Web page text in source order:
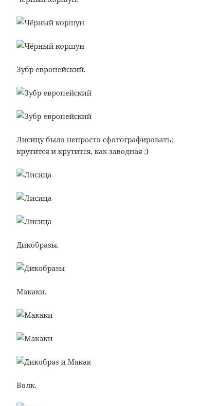
Зубр европейский.
Лисицу было непросто сфотографировать:
крутится и крутится, как заводная :)
Дикобразы.
Макаки.
Волк.